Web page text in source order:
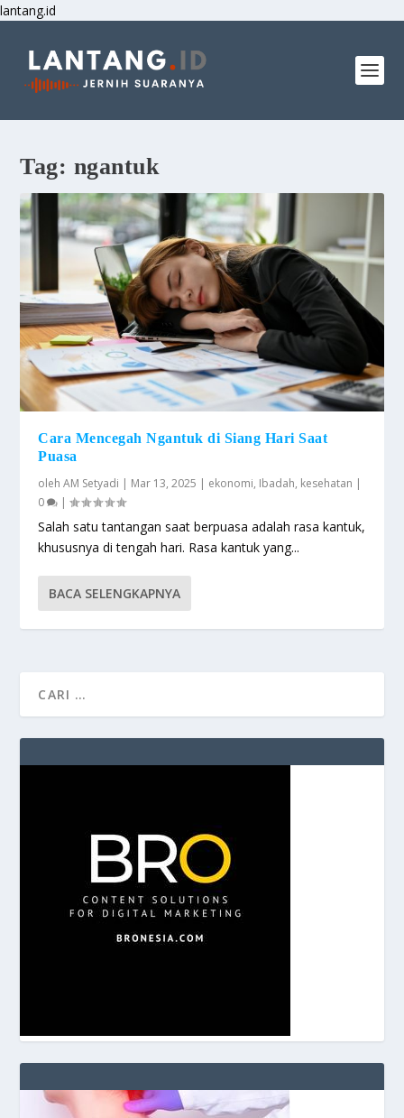
lantang.id
Tag: ngantuk
Cara Mencegah Ngantuk di Siang Hari Saat
Puasa
olehAM Setyadi | Mar 13, 2025 | ekonomi, Ibadah, kesehatan |
0
|
Salah satu tantangan saat berpuasa adalah rasa kantuk,
khususnya di tengah hari. Rasa kantuk yang...
BACA SELENGKAPNYA